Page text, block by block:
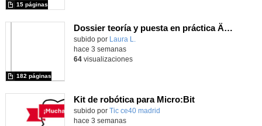
15 páginas
Dossier teoría y puesta en práctica Äprendizaje Basado en Juegos en Educación Infantil y Primaria
Contenido educativo.
subido por Laura L.
182 páginas
hace 3 semanas
64visualizaciones
Kit de robótica para Micro:Bit
Contenido educativo.
subido por Tic ce40 madrid
hace 3 semanas